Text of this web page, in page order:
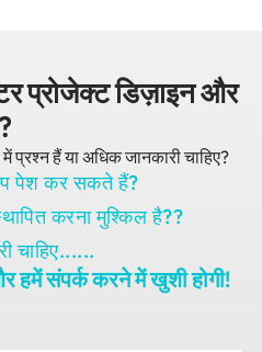
प्रोजेक्ट डिज़ाइन और
में प्रश्न हैं या अधिक जानकारी चाहिए?
पेश कर सकते हैं?
करना मुश्किल है??
चाहिए......
हमें संपर्क करने में खुशी होगी!